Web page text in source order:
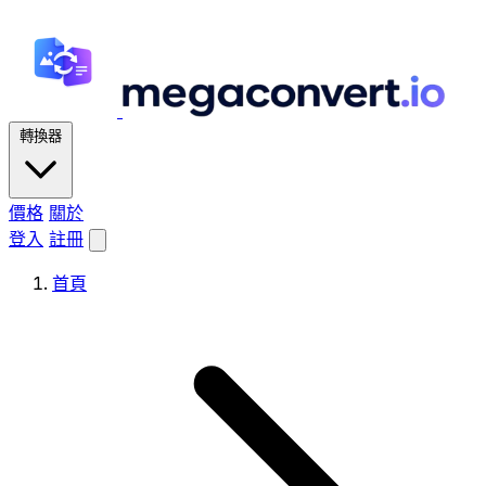
轉換器
價格 關於
登入 註冊
首頁